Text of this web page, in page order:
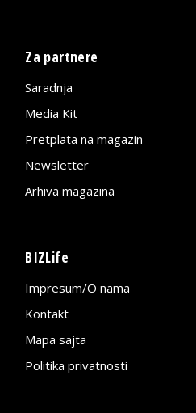
Za partnere
Saradnja
Media Kit
Pretplata na magazin
Newsletter
Arhiva magazina
BIZLife
Impresum/O nama
Kontakt
Mapa sajta
Politika privatnosti